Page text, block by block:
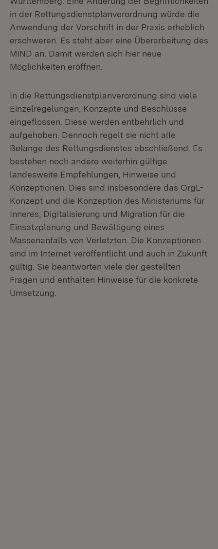
in der Rettungsdienstplanverordnung würde die
Anwendung der Vorschrift in der Praxis erheblich
erschweren. Es steht aber eine Überarbeitung des
MIND an. Damit werden sich hier neue
Möglichkeiten eröffnen.
In die Rettungsdienstplanverordnung sind viele
Einzelregelungen, Konzepte und Beschlüsse
eingeflossen. Diese werden entbehrlich und
aufgehoben. Dennoch regelt sie nicht alle
Belange des Rettungsdienstes abschließend. Es
bestehen noch andere weiterhin gültige
landesweite Empfehlungen, Hinweise und
Konzeptionen. Dies sind insbesondere das OrgL-
Konzept und die Konzeption des Ministeriums für
Inneres, Digitalisierung und Migration für die
Einsatzplanung und Bewältigung eines
Massenanfalls von Verletzten. Die Konzeptionen
sind im Internet veröffentlicht und auch in Zukunft
gültig. Sie beantworten viele der gestellten
Fragen und enthalten Hinweise für die konkrete
Umsetzung.